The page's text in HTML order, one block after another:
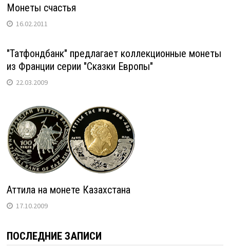
Монеты счастья
16.02.2011
"Татфондбанк" предлагает коллекционные монеты
из Франции серии "Сказки Европы"
22.03.2009
Аттила на монете Казахстана
17.10.2009
ПОСЛЕДНИЕ ЗАПИСИ